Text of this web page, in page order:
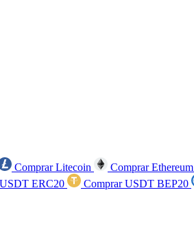
Comprar Litecoin Comprar Ethereum
ERC20 Comprar USDT BEP20